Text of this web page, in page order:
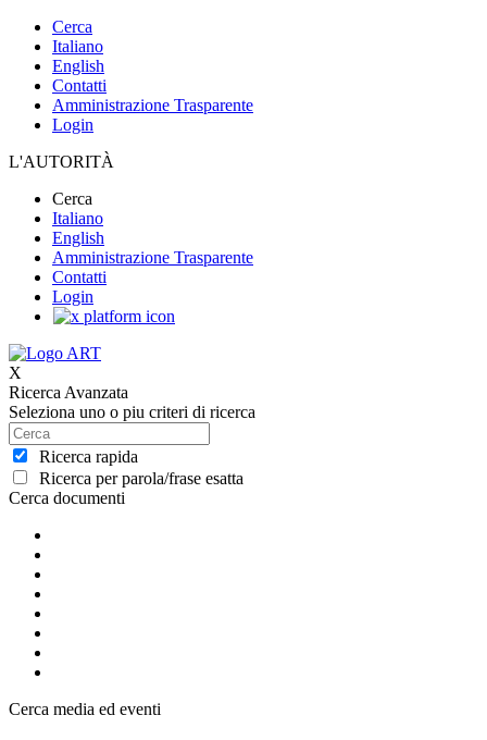
Cerca
Italiano
English
Contatti
Amministrazione Trasparente
Login
L'AUTORITÀ
Cerca
Italiano
English
Amministrazione Trasparente
Contatti
Login
X
Ricerca Avanzata
Seleziona uno o piu criteri di ricerca
Ricerca rapida
Ricerca per parola/frase esatta
Cerca documenti
Cerca media ed eventi